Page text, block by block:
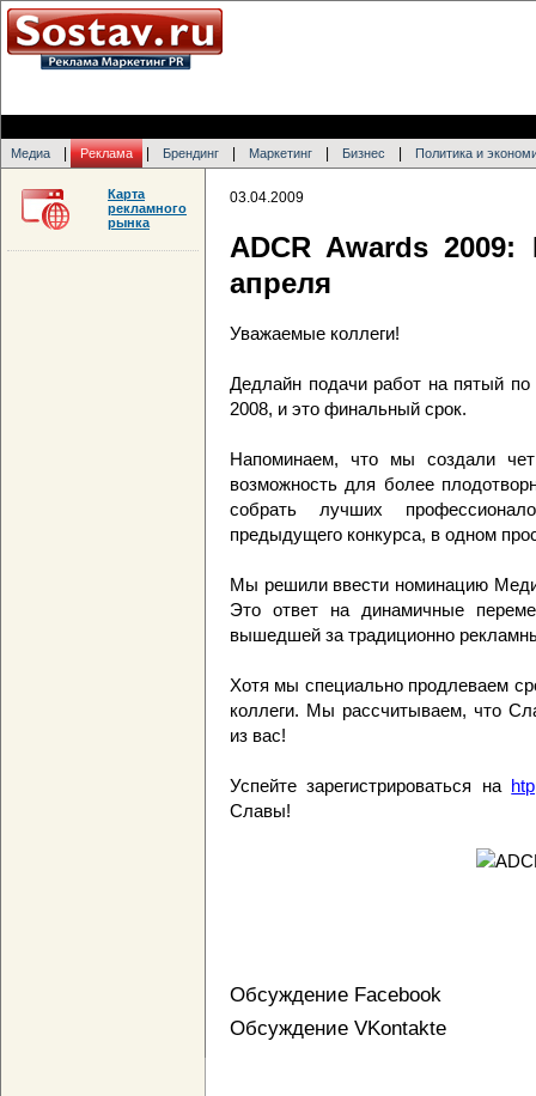
Медиа Реклама Брендинг Маркетинг Бизнес Политика и
03.04.2009
ADCR Awards
апреля
Уважаемые коллеги!
Дедлайн подачи работ на пятый
2008, и это финальный срок.
Напоминаем, что мы создали
возможность для более
собрать лучших
предыдущего конкурса, в одном
Мы решили ввести номинацию
Это ответ на динамичные
вышедшей за традиционно
Хотя мы специально продлеваем
коллеги. Мы рассчитываем, что
из вас!
Успейте зарегистрироваться на
Славы!
Обсуждение Facebook
Обсуждение VKontakte
Карта
рекламного
рынка